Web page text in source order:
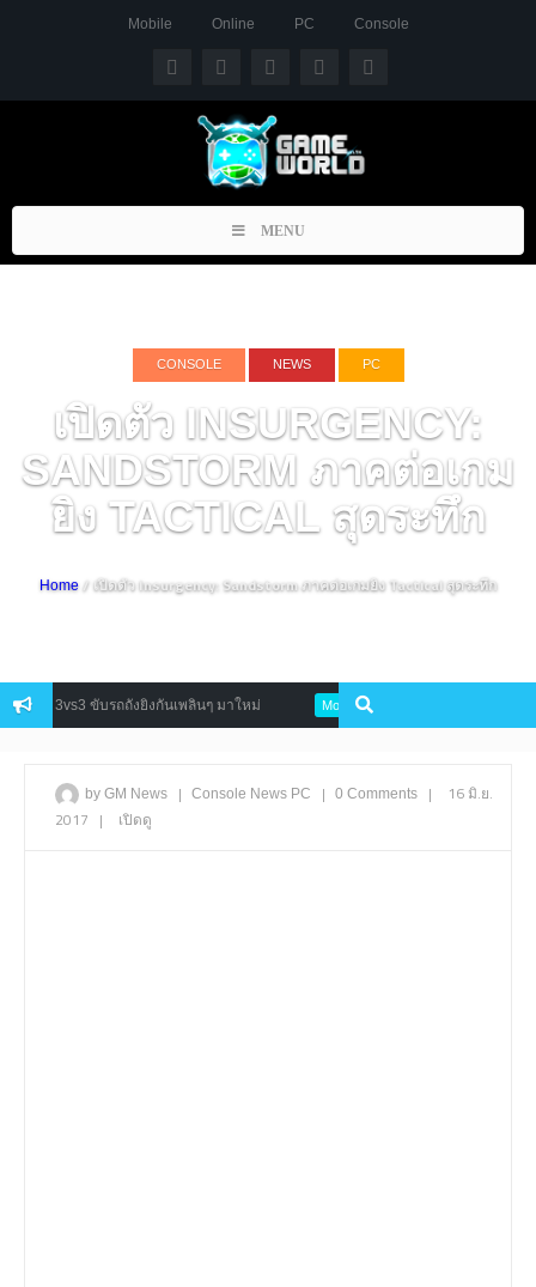
Mobile Online PC Console
Toggle
navigation
MENU
CONSOLE NEWS PC
เปิดตัว INSURGENCY:
SANDSTORM ภาคต่อเกม
ยิง TACTICAL สุดระทึก
Home / เปิดตัว Insurgency: Sandstorm ภาคต่อเกมยิง Tactical สุดระทึก
ม์ 3vs3 ขับรถถังยิงกันเพลินๆ มาใหม่ Mobile สานต่อตำนาน Asura Mobile
by GM News | Console News PC | 0 Comments |
16 มิ.ย.
2017 | เปิดดู